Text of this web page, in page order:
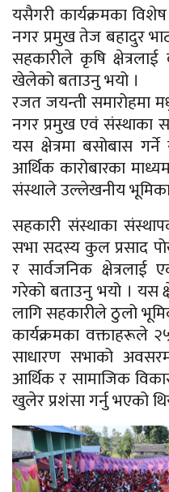
यसैगरी कार्यक्रमका
नगर प्रमुख तेज बहादुर
सहकारीले कृषि क्षेत्रलाई
खेलेको बताउनु भयो ।
रजत जयन्ती समारोहमा
नगर प्रमुख एवं संस्थाका
यस क्षेत्रमा बसोबास
आर्थिक कारोबारका
संस्थाले उल्लेखनीय
सहकारी संस्थाका
सभा सदस्य कुल प्रसाद
र सार्वजनिक क्षेत्रलाई
गरेको बताउनु भयो । यस
लागि सहकारीले ठुलो
कार्यक्रमका
साधारण सभाको
आर्थिक र सामाजिक
खुलेर प्रशंसा गर्नु भएको